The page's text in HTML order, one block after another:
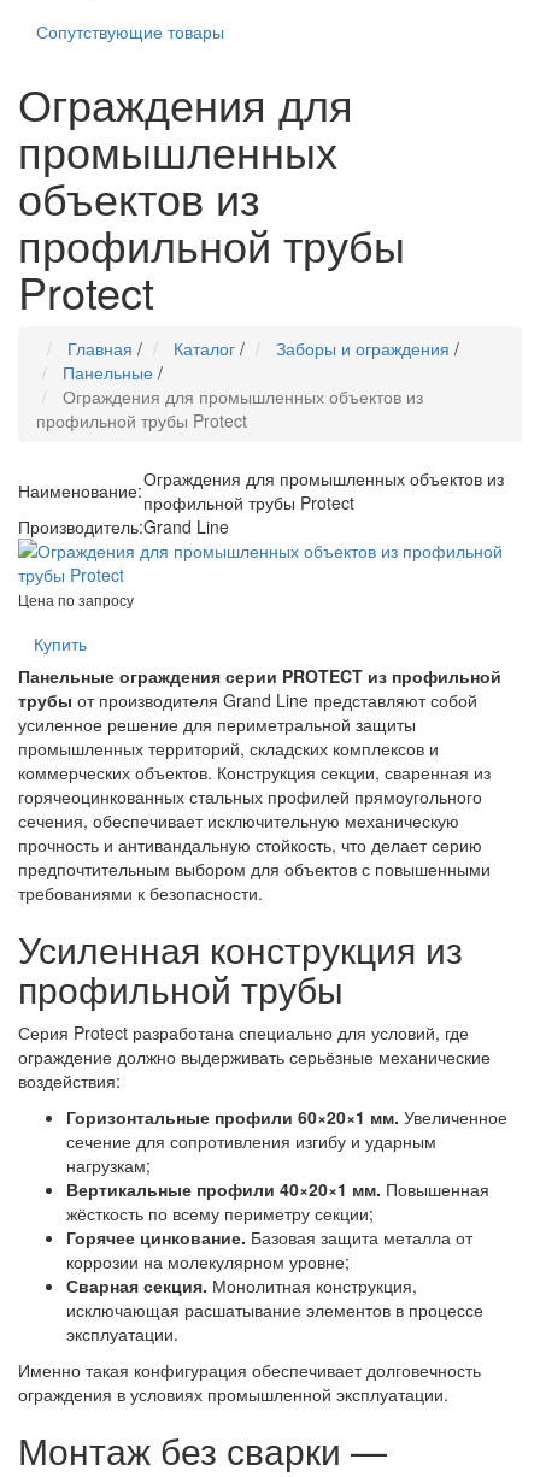
Сопутствующие товары
Ограждения для
промышленных
объектов из
профильной трубы
Protect
Главная / Каталог / Заборы и ограждения /
Панельные /
Ограждения для промышленных объектов из
профильной трубы Protect
Наименование:Ограждения для промышленных объектов из
профильной трубы Protect
Производитель:Grand Line
Цена по запросу
Купить
Панельные ограждения серии PROTECT из профильной
трубы от производителя Grand Line представляют собой
усиленное решение для периметральной защиты
промышленных территорий, складских комплексов и
коммерческих объектов. Конструкция секции, сваренная из
горячеоцинкованных стальных профилей прямоугольного
сечения, обеспечивает исключительную механическую
прочность и антивандальную стойкость, что делает серию
предпочтительным выбором для объектов с повышенными
требованиями к безопасности.
Усиленная конструкция из
профильной трубы
Серия Protect разработана специально для условий, где
ограждение должно выдерживать серьёзные механические
воздействия:
Горизонтальные профили 60×20×1 мм. Увеличенное
сечение для сопротивления изгибу и ударным
нагрузкам;
Вертикальные профили 40×20×1 мм. Повышенная
жёсткость по всему периметру секции;
Горячее цинкование. Базовая защита металла от
коррозии на молекулярном уровне;
Сварная секция. Монолитная конструкция,
исключающая расшатывание элементов в процессе
эксплуатации.
Именно такая конфигурация обеспечивает долговечность
ограждения в условиях промышленной эксплуатации.
Монтаж без сварки —